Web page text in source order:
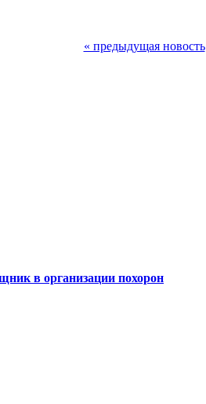
« предыдущая новость
в организации похорон